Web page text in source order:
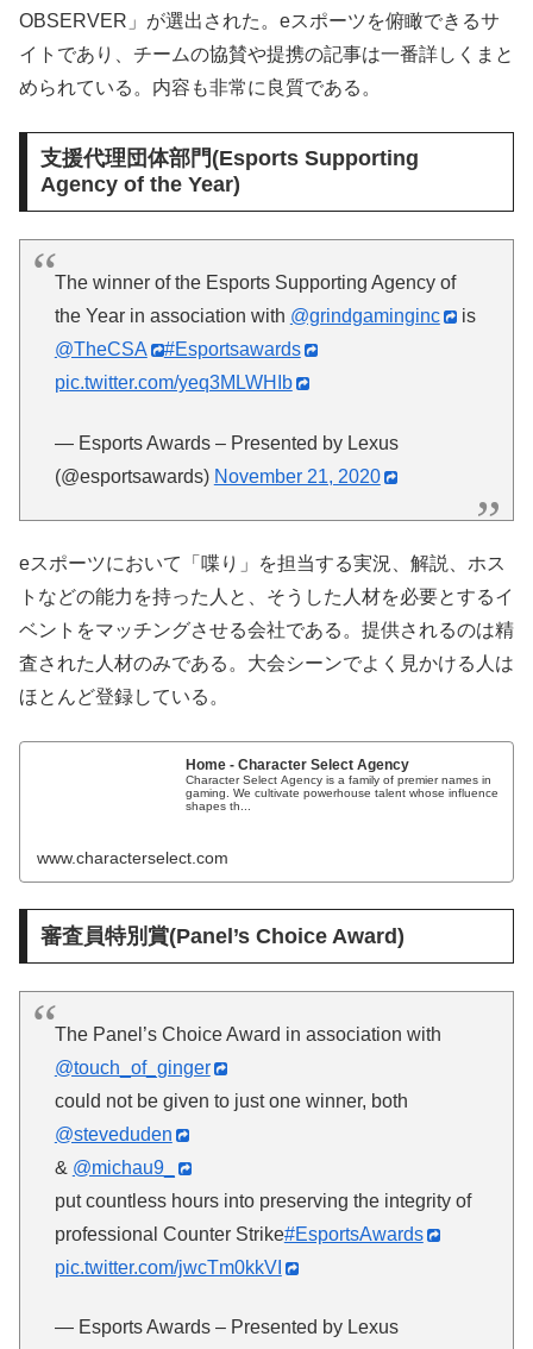
OBSERVER」が選出された。eスポーツを俯瞰できるサ
イトであり、チームの協賛や提携の記事は一番詳しくまと
められている。内容も非常に良質である。
支援代理団体部門(Esports Supporting
Agency of the Year)
The winner of the Esports Supporting Agency of
the Year in association with @grindgaminginc
is
@TheCSA
#Esportsawards
pic.twitter.com/yeq3MLWHIb
— Esports Awards – Presented by Lexus
(@esportsawards) November 21, 2020
eスポーツにおいて「喋り」を担当する実況、解説、ホス
トなどの能力を持った人と、そうした人材を必要とするイ
ベントをマッチングさせる会社である。提供されるのは精
査された人材のみである。大会シーンでよく見かける人は
ほとんど登録している。
Home - Character Select Agency
Character Select Agency is a family of premier names in
gaming. We cultivate powerhouse talent whose influence
shapes th...
www.characterselect.com
審査員特別賞(Panel’s Choice Award)
The Panel’s Choice Award in association with
@touch_of_ginger
could not be given to just one winner, both
@steveduden
& @michau9_
put countless hours into preserving the integrity of
professional Counter Strike#EsportsAwards
pic.twitter.com/jwcTm0kkVI
— Esports Awards – Presented by Lexus